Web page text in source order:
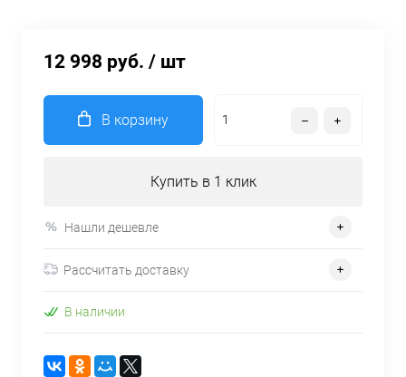
12 998 руб. / шт
В корзину
Купить в 1 клик
Нашли дешевле
Рассчитать доставку
В наличии